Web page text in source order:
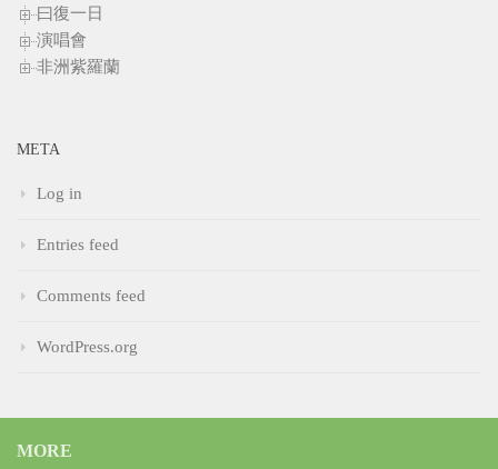
曰復一日
演唱會
非洲紫羅蘭
META
Log in
Entries feed
Comments feed
WordPress.org
MORE